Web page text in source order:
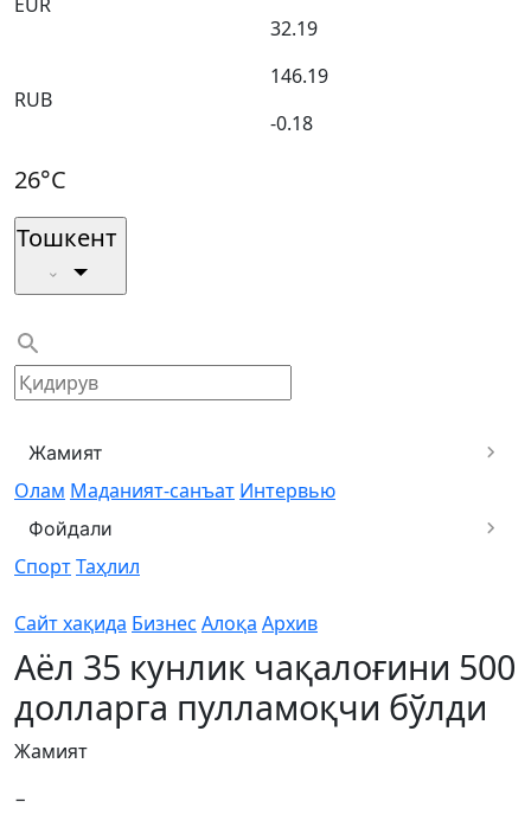
32.19
RUB
146.19
-0.18
26°C
Тошкент
Жамият
Олам Маданият-санъат Интервью
Фойдали
СпортТаҳлил
Сайт хақида Бизнес Алоқа Архив
Аёл 35 кунлик чақалоғини 500
долларга пулламоқчи бўлди
Жамият
−